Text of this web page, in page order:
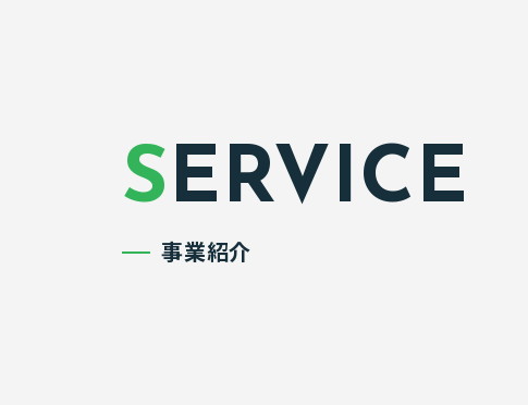
SERVICE
事業紹介